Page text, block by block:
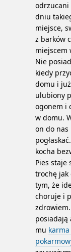
odrzucani
dniu
miejsce,
z barków
miejscem
Nie
kiedy
domu i
ulubiony
ogonem i
w domu.
on do
kocha
Pies staje
trochę jak
tym, że
choruje i
posiadają
mu